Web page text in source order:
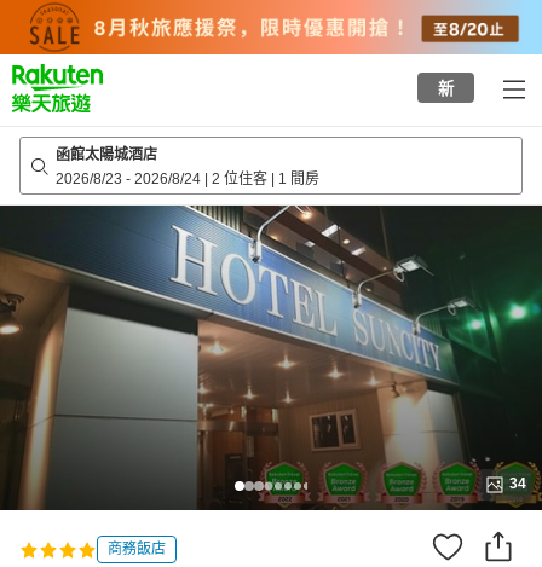
top
page
新
函館太陽城酒店
2026/8/23 - 2026/8/24 | 2 位住客 | 1 間房
34
商務飯店